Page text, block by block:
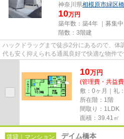
神奈川県相模原市緑区
10万円
築年数：築4年 ｜募集中
階数：3階建
ハックドラッグまで徒歩2分にあるので、体
代も安く抑えられる通風良好で快適な物件
10万円
(管理費・共益
敷：0ヶ月｜礼
所在階：1階
間取り：1LDK
面積：39.41㎡
賃貸｜マンション デイム橋本